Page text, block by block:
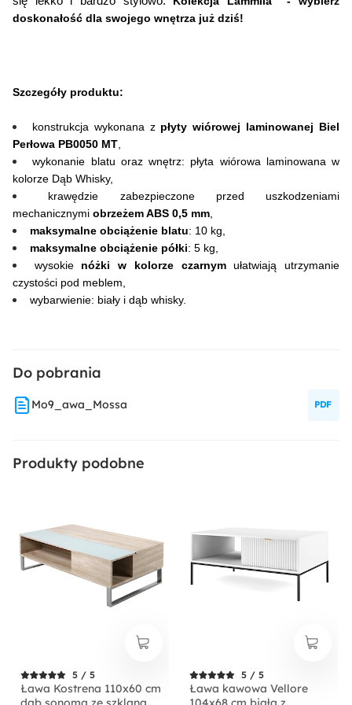
Kształt:
Płyta meblowa
doskonałość dla swojego wnętrza już dziś!
Szczegóły produktu:
konstrukcja wykonana z płyty wiórowej laminowanej Biel
Perłowa PB0050 MT
wykonanie blatu oraz wnętrz: płyta wiórowa laminowana w
kolorze Dąb Whisky,
krawędzie zabezpieczone przed uszkodzeniami
mechanicznymi obrzeżem ABS 0,5 mm
maksymalne obciążenie blatu: 10 kg,
maksymalne obciążenie półki: 5 kg,
wysokie nóżki w kolorze czarnym ułatwiają utrzymanie
czystości pod meblem,
wybarwienie: biały i dąb whisky.
Do pobrania
Mo9_awa_Mossa
Produkty podobne
5 / 5
Ława Kostrena 110x60 cm
5 / 5
Ława kawowa Vellore